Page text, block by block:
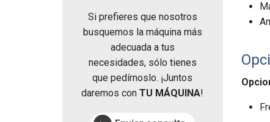
Si prefieres que nosotros
busquemos la máquina más
adecuada a tus
necesidades, sólo tienes
que pedírnoslo. ¡Juntos
daremos conTU MÁQUINA!